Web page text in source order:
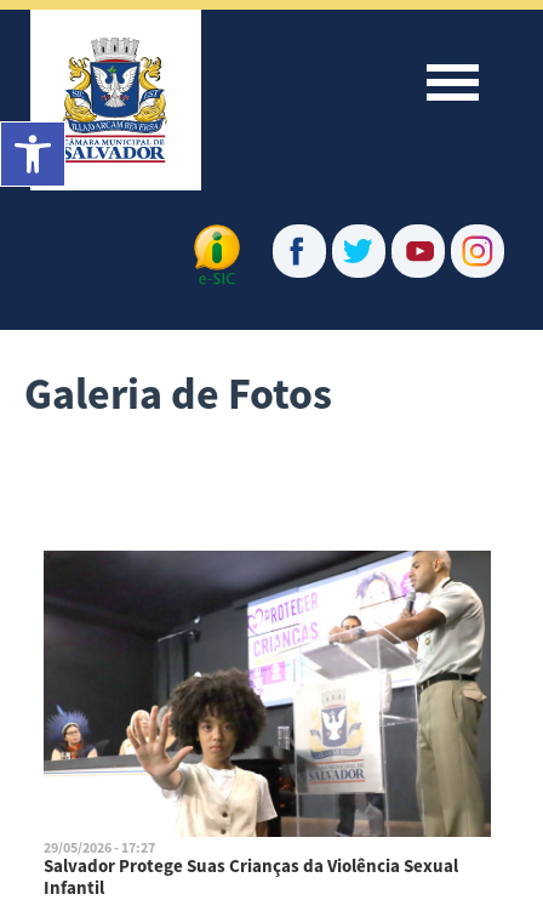
Menu
Galeria de Fotos
29/05/2026 - 17:27
Salvador Protege Suas Crianças da Violência Sexual
Infantil
Barra de Ferramentas Aberta